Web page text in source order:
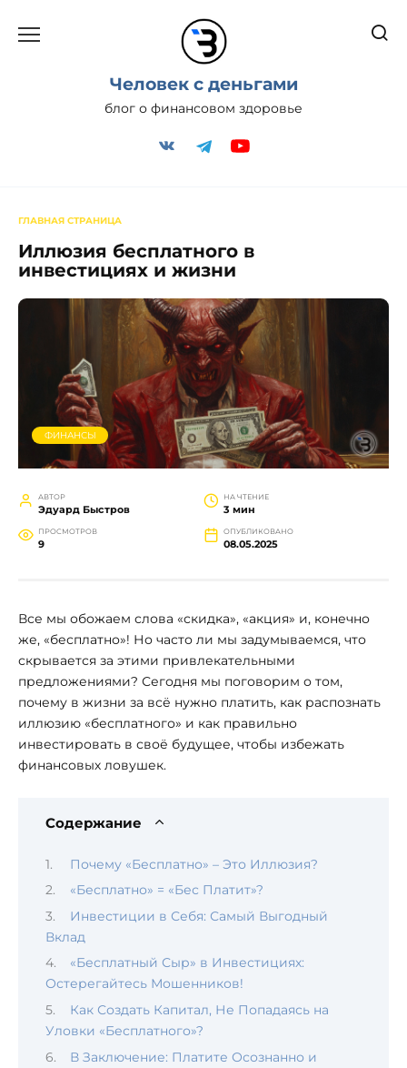
содержанию
Человек с деньгами
блог о финансовом здоровье
ГЛАВНАЯ СТРАНИЦА
Иллюзия бесплатного в
инвестициях и жизни
ФИНАНСЫ
АВТОР
Эдуард Быстров
НА ЧТЕНИЕ
3 мин
ПРОСМОТРОВ
9
ОПУБЛИКОВАНО
08.05.2025
Все мы обожаем слова «скидка», «акция» и, конечно
же, «бесплатно»! Но часто ли мы задумываемся, что
скрывается за этими привлекательными
предложениями? Сегодня мы поговорим о том,
почему в жизни за всё нужно платить, как распознать
иллюзию «бесплатного» и как правильно
инвестировать в своё будущее, чтобы избежать
финансовых ловушек.
Содержание
Почему «Бесплатно» – Это Иллюзия?
«Бесплатно» = «Бес Платит»?
Инвестиции в Себя: Самый Выгодный
Вклад
«Бесплатный Сыр» в Инвестициях:
Остерегайтесь Мошенников!
Как Создать Капитал, Не Попадаясь на
Уловки «Бесплатного»?
В Заключение: Платите Осознанно и